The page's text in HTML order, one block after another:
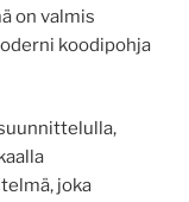
on valmis
koodipohja
joka